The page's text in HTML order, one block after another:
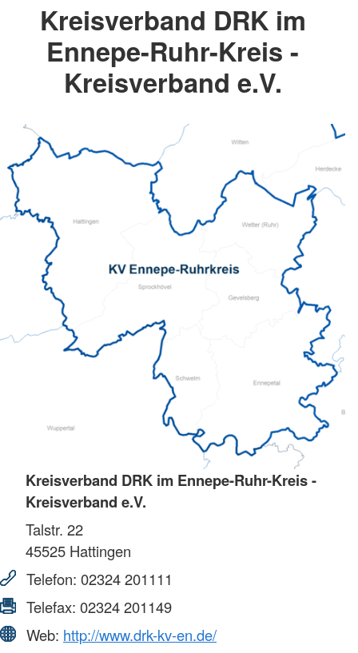
Kreisverband DRK im
Ennepe-Ruhr-Kreis -
Kreisverband e.V.
Kreisverband DRK im Ennepe-Ruhr-Kreis -
Kreisverband e.V.
Talstr. 22
45525 Hattingen
Telefon: 02324 201111
Telefax: 02324 201149
Web: http://www.drk-kv-en.de/